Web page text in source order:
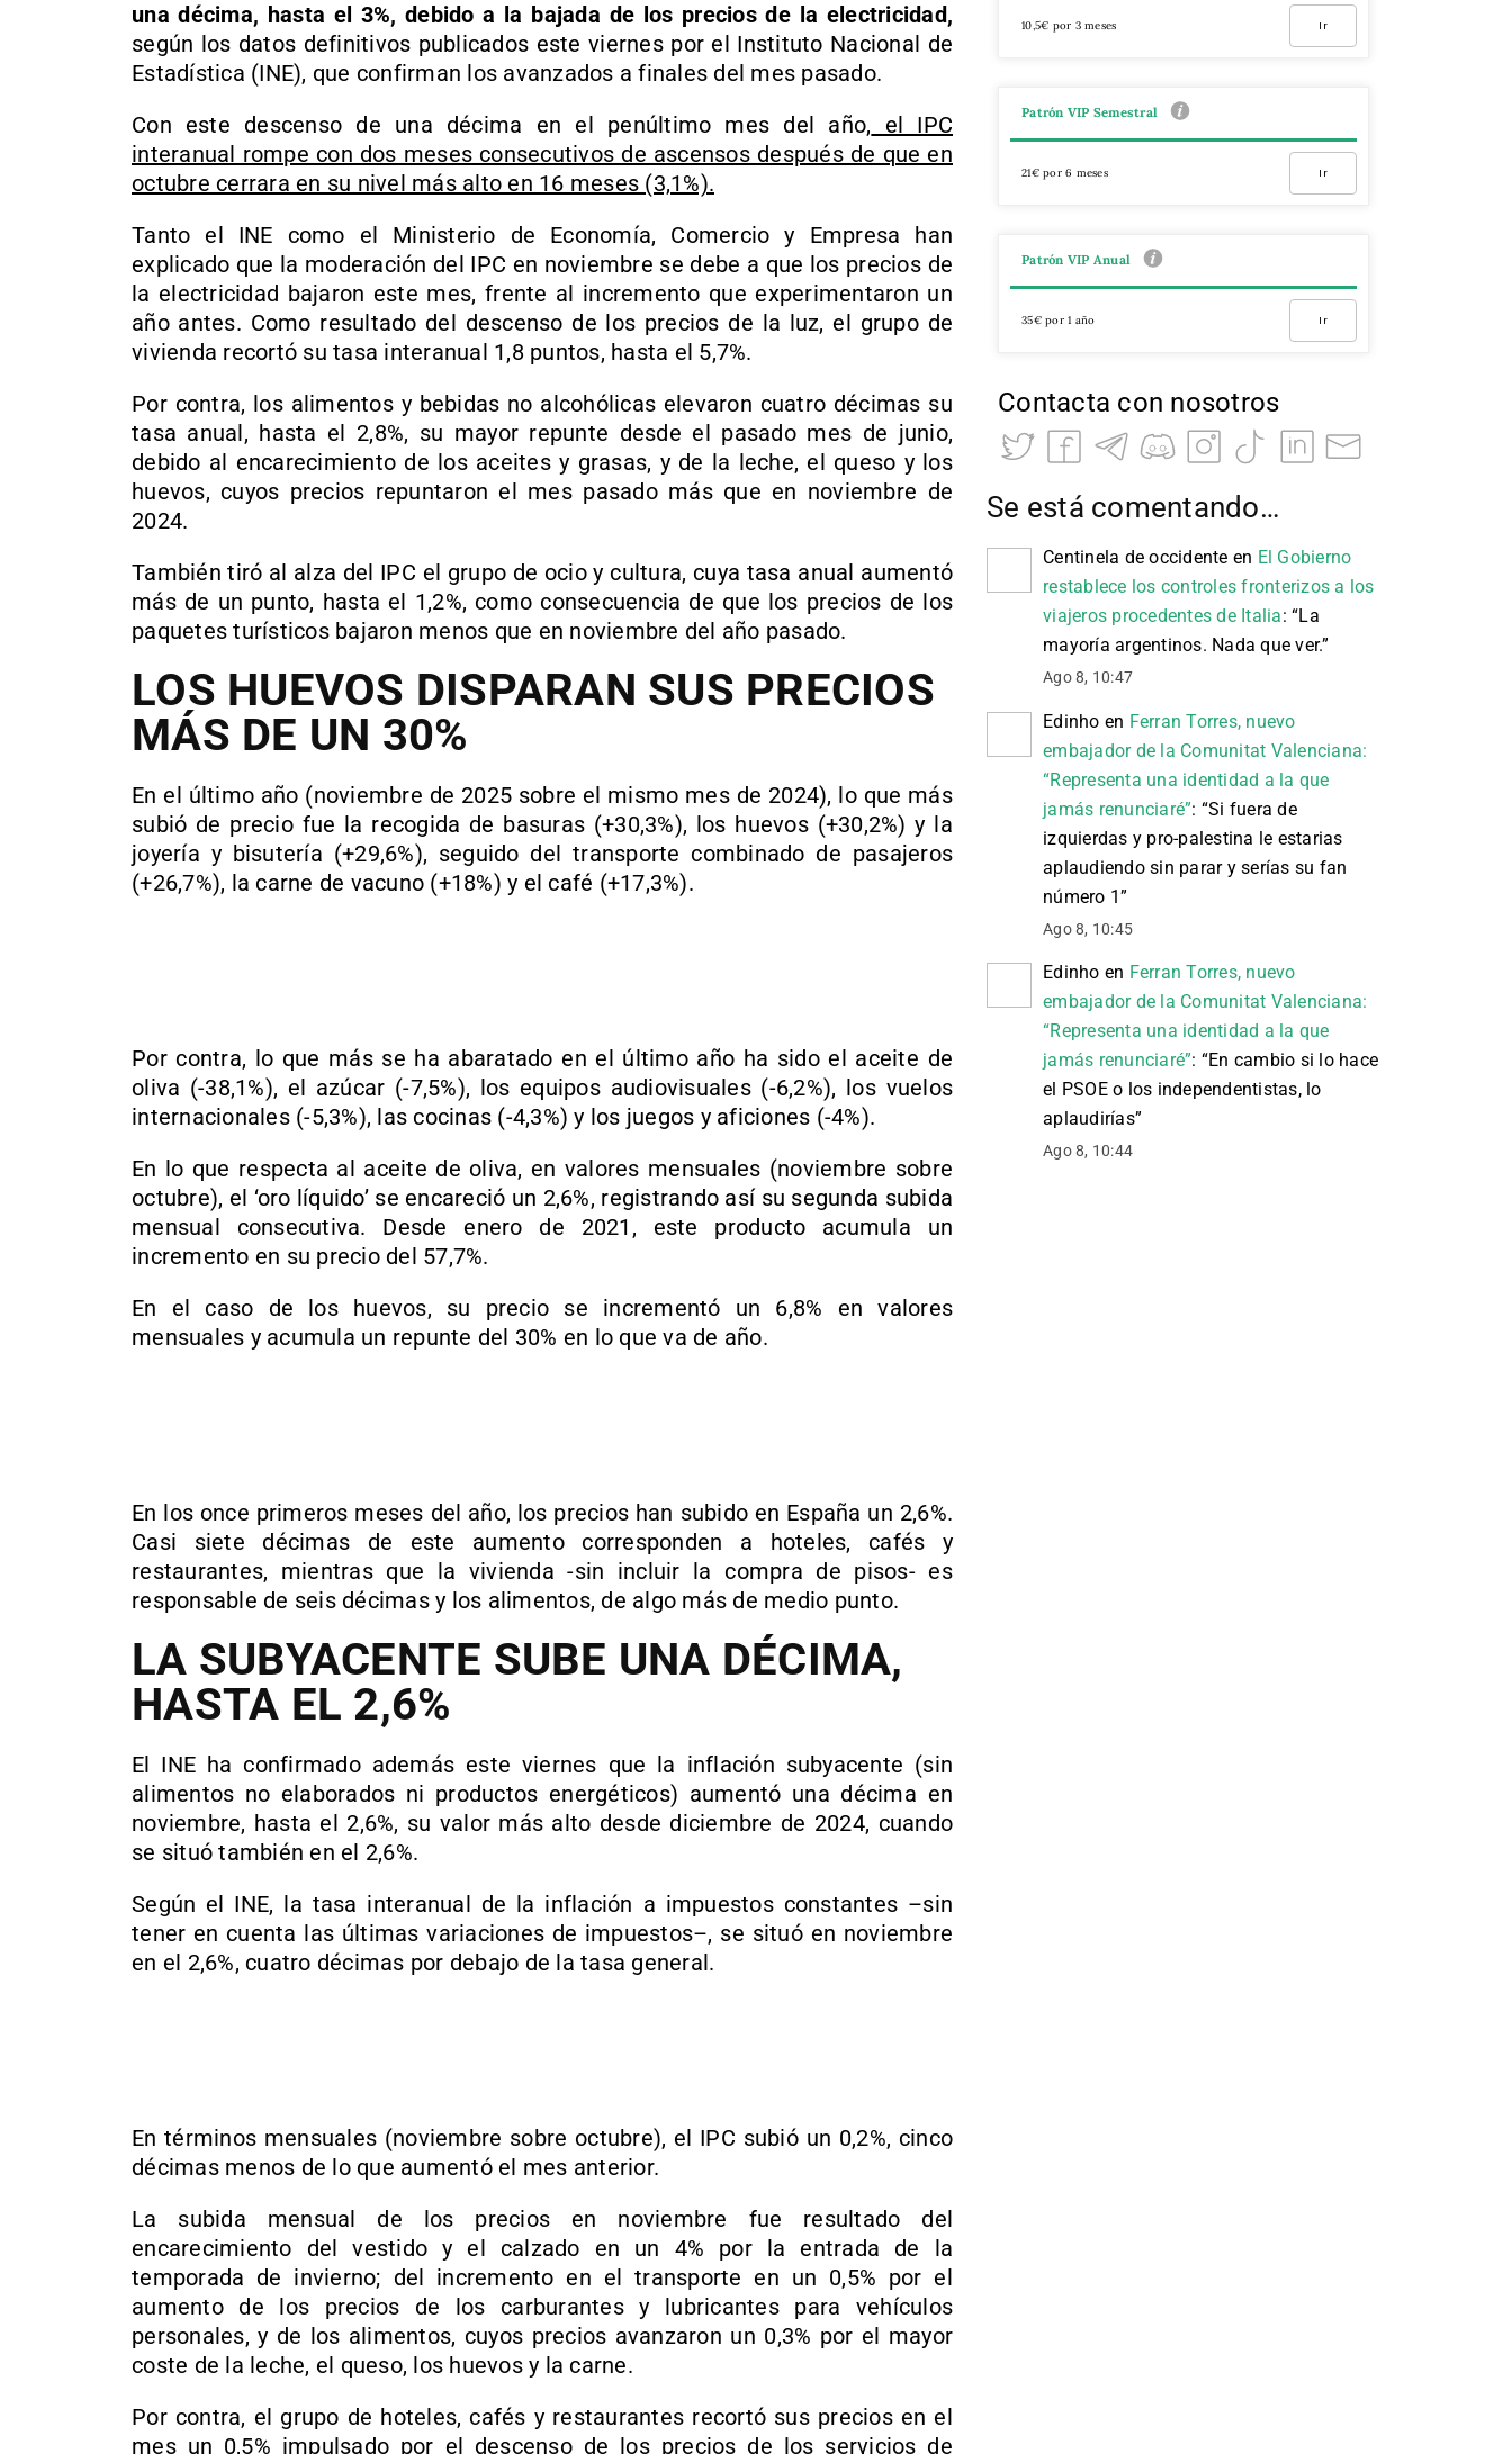
una décima, hasta el 3%, debido a la bajada de los precios de la electricidad,
según los datos definitivos publicados este viernes por el Instituto Nacional de
Estadística (INE), que confirman los avanzados a finales del mes pasado.
Con este descenso de una décima en el penúltimo mes del año, el IPC
interanual rompe con dos meses consecutivos de ascensos después de que en
octubre cerrara en su nivel más alto en 16 meses (3,1%).
Tanto el INE como el Ministerio de Economía, Comercio y Empresa han
explicado que la moderación del IPC en noviembre se debe a que los precios de
la electricidad bajaron este mes, frente al incremento que experimentaron un
año antes. Como resultado del descenso de los precios de la luz, el grupo de
vivienda recortó su tasa interanual 1,8 puntos, hasta el 5,7%.
Por contra, los alimentos y bebidas no alcohólicas elevaron cuatro décimas su
tasa anual, hasta el 2,8%, su mayor repunte desde el pasado mes de junio,
debido al encarecimiento de los aceites y grasas, y de la leche, el queso y los
huevos, cuyos precios repuntaron el mes pasado más que en noviembre de
2024.
También tiró al alza del IPC el grupo de ocio y cultura, cuya tasa anual aumentó
más de un punto, hasta el 1,2%, como consecuencia de que los precios de los
paquetes turísticos bajaron menos que en noviembre del año pasado.
LOS HUEVOS DISPARAN SUS PRECIOS
MÁS DE UN 30%
En el último año (noviembre de 2025 sobre el mismo mes de 2024), lo que más
subió de precio fue la recogida de basuras (+30,3%), los huevos (+30,2%) y la
joyería y bisutería (+29,6%), seguido del transporte combinado de pasajeros
(+26,7%), la carne de vacuno (+18%) y el café (+17,3%).
Por contra, lo que más se ha abaratado en el último año ha sido el aceite de
oliva (-38,1%), el azúcar (-7,5%), los equipos audiovisuales (-6,2%), los vuelos
internacionales (-5,3%), las cocinas (-4,3%) y los juegos y aficiones (-4%).
En lo que respecta al aceite de oliva, en valores mensuales (noviembre sobre
octubre), el ‘oro líquido’ se encareció un 2,6%, registrando así su segunda subida
mensual consecutiva. Desde enero de 2021, este producto acumula un
incremento en su precio del 57,7%.
En el caso de los huevos, su precio se incrementó un 6,8% en valores
mensuales y acumula un repunte del 30% en lo que va de año.
En los once primeros meses del año, los precios han subido en España un 2,6%.
Casi siete décimas de este aumento corresponden a hoteles, cafés y
restaurantes, mientras que la vivienda -sin incluir la compra de pisos- es
responsable de seis décimas y los alimentos, de algo más de medio punto.
LA SUBYACENTE SUBE UNA DÉCIMA,
HASTA EL 2,6%
El INE ha confirmado además este viernes que la inflación subyacente (sin
alimentos no elaborados ni productos energéticos) aumentó una décima en
noviembre, hasta el 2,6%, su valor más alto desde diciembre de 2024, cuando
se situó también en el 2,6%.
Según el INE, la tasa interanual de la inflación a impuestos constantes –sin
tener en cuenta las últimas variaciones de impuestos–, se situó en noviembre
en el 2,6%, cuatro décimas por debajo de la tasa general.
En términos mensuales (noviembre sobre octubre), el IPC subió un 0,2%, cinco
décimas menos de lo que aumentó el mes anterior.
La subida mensual de los precios en noviembre fue resultado del
encarecimiento del vestido y el calzado en un 4% por la entrada de la
temporada de invierno; del incremento en el transporte en un 0,5% por el
aumento de los precios de los carburantes y lubricantes para vehículos
personales, y de los alimentos, cuyos precios avanzaron un 0,3% por el mayor
coste de la leche, el queso, los huevos y la carne.
Por contra, el grupo de hoteles, cafés y restaurantes recortó sus precios en el
mes un 0,5% impulsado por el descenso de los precios de los servicios de
10,5€ por 3 meses Ir
Patrón VIP Semestral
21€ por 6 meses Ir
Patrón VIP Anual
35€ por 1 año Ir
Contacta con nosotros
Se está comentando…
Centinela de occidente en El Gobierno
restablece los controles fronterizos a los
viajeros procedentes de Italia: “La
mayoría argentinos. Nada que ver.”
Ago 8, 10:47
Edinho en Ferran Torres, nuevo
embajador de la Comunitat Valenciana:
“Representa una identidad a la que
jamás renunciaré”: “Si fuera de
izquierdas y pro-palestina le estarias
aplaudiendo sin parar y serías su fan
número 1”
Ago 8, 10:45
Edinho en Ferran Torres, nuevo
embajador de la Comunitat Valenciana:
“Representa una identidad a la que
jamás renunciaré”: “En cambio si lo hace
el PSOE o los independentistas, lo
aplaudirías”
Ago 8, 10:44